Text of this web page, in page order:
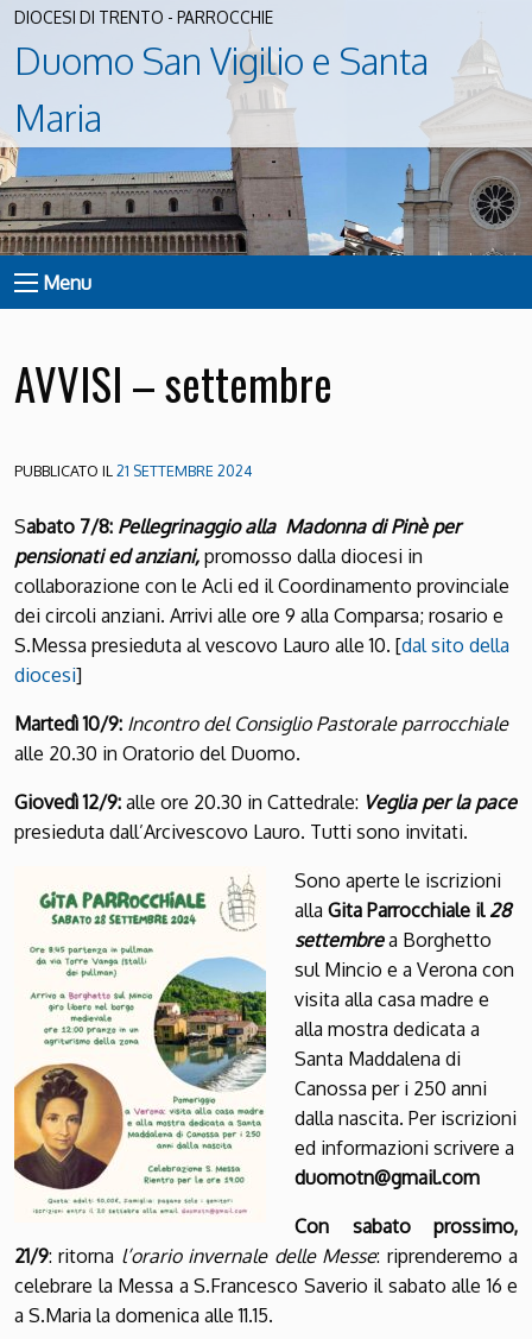
DIOCESI DI TRENTO - PARROCCHIE
Duomo San Vigilio e Santa
Maria
Menu
AVVISI – settembre
PUBBLICATO IL21 SETTEMBRE 2024
Sabato 7/8: Pellegrinaggio alla Madonna di Pinè per
pensionati ed anziani, promosso dalla diocesi in
collaborazione con le Acli ed il Coordinamento provinciale
dei circoli anziani. Arrivi alle ore 9 alla Comparsa; rosario e
S.Messa presieduta al vescovo Lauro alle 10. [dal sito della
diocesi]
Martedì 10/9: Incontro del Consiglio Pastorale parrocchiale
alle 20.30 in Oratorio del Duomo.
Giovedì 12/9: alle ore 20.30 in Cattedrale: Veglia per la pace
presieduta dall’Arcivescovo Lauro. Tutti sono invitati.
Sono aperte le iscrizioni
alla Gita Parrocchiale il 28
settembrea Borghetto
sul Mincio e a Verona con
visita alla casa madre e
alla mostra dedicata a
Santa Maddalena di
Canossa per i 250 anni
dalla nascita. Per iscrizioni
ed informazioni scrivere a
duomotn@gmail.com
Con sabato prossimo,
21/9: ritorna l’orario invernale delle Messe: riprenderemo a
celebrare la Messa a S.Francesco Saverio il sabato alle 16 e
a S.Maria la domenica alle 11.15.